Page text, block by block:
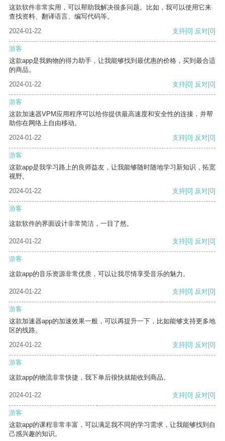
这款软件非常实用，可以帮助我解决很多问题。比如，我可以使用它来
查找资料、翻译语言、编写代码等。
2024-01-22
支持[0] 反对[0]
游客
这款app是我购物的得力助手，让我能够找到最优惠的价格，买到最合适
的商品。
2024-01-22
支持[0] 反对[0]
游客
这款加速器VPM应用程序可以给你提供最高速度和安全性的连接，并帮
助你在网络上自由移动。
2024-01-22
支持[0] 反对[0]
游客
这款app是我学习路上的良师益友，让我能够随时随地学习新知识，拓宽
视野。
2024-01-22
支持[0] 反对[0]
游客
这款软件的界面设计非常简洁，一目了然。
2024-01-22 支持[0] 反对[0]
游客
这款app的音乐资源非常优质，可以让我尽情享受音乐的魅力。
2024-01-22 支持[0] 反对[0]
游客
这款加速器app的加速效果一般，可以再提升一下，比如能够支持更多地
区的线路。
2024-01-22
支持[0] 反对[0]
游客
这款app的物流非常快捷，我下单后很快就能收到商品。
2024-01-22 支持[0] 反对[0]
游客
这款app的课程非常丰富，可以满足我不同的学习需求，让我能够找到自
己感兴趣的知识。